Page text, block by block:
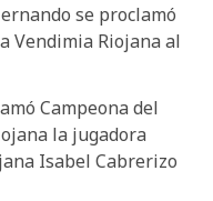
se proclamó
Vendimia Riojana al
Campeona del
la jugadora
Isabel Cabrerizo